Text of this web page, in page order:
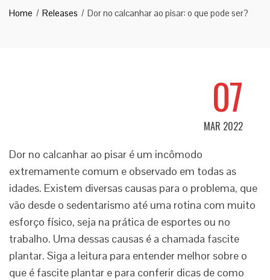
Home Releases Dor no calcanhar ao pisar: o que pode ser?
07
MAR 2022
Dor no calcanhar ao pisar é um incômodo
extremamente comum e observado em todas as
idades. Existem diversas causas para o problema, que
vão desde o sedentarismo até uma rotina com muito
esforço físico, seja na prática de esportes ou no
trabalho. Uma dessas causas é a chamada fascite
plantar. Siga a leitura para entender melhor sobre o
que é fascite plantar e para conferir dicas de como